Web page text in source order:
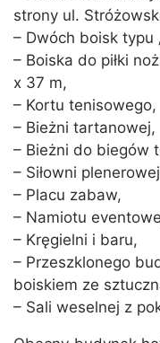
strony ul.
– Dwóch boisk typu
– Boiska do piłki
x 37 m,
– Kortu tenisowego,
– Bieżni tartanowej,
– Bieżni do biegów
– Siłowni
– Placu zabaw,
– Namiotu
– Kręgielni i baru,
– Przeszklonego
boiskiem ze
– Sali weselnej z